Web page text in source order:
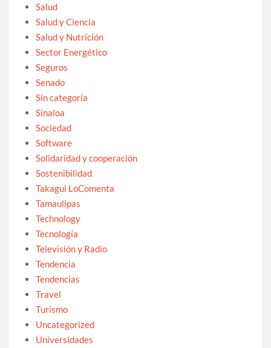
Salud
Salud y Ciencia
Salud y Nutrición
Sector Energético
Seguros
Senado
Sin categoría
Sinaloa
Sociedad
Software
Solidaridad y cooperación
Sostenibilidad
Takagui LoComenta
Tamaulipas
Technology
Tecnología
Televisión y Radio
Tendencia
Tendencias
Travel
Turismo
Uncategorized
Universidades